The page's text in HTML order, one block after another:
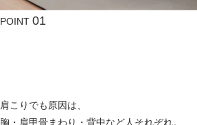
POINT 01
肩こりでも原因は、
胸・肩甲骨まわり・背中など人それぞれ。